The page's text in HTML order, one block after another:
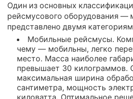
Один из основных
рейсмусового оборудования —
представлено двумя
Мобильные рейсмусы.
чему — мобильны, легко
место. Масса наиболее
превышает 30 килограммов.
максимальная ширина
сантиметра, мощность